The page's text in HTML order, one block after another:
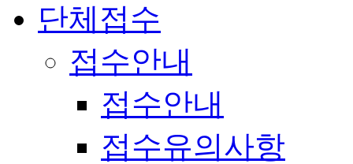
단체접수
접수안내
접수안내
접수유의사항